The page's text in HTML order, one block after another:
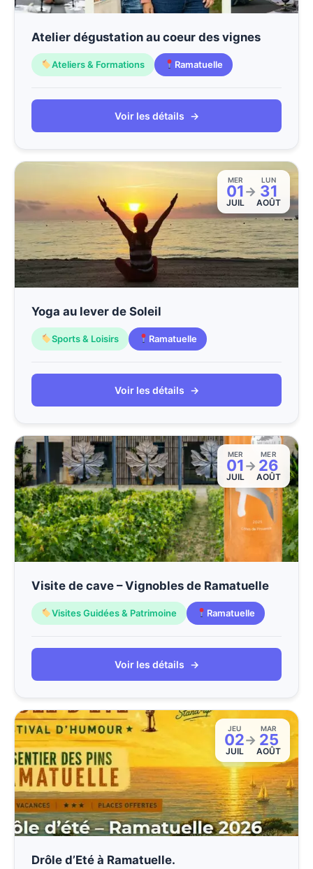
Atelier dégustation au coeur des vignes
Ateliers & Formations Ramatuelle
Voir les détails →
MER
01
JUIL
→
LUN
31
AOÛT
Yoga au lever de Soleil
Sports & Loisirs Ramatuelle
Voir les détails →
MER
01
JUIL
→
MER
26
AOÛT
Visite de cave – Vignobles de Ramatuelle
Visites Guidées & Patrimoine Ramatuelle
Voir les détails →
JEU
02
JUIL
→
MAR
25
AOÛT
Drôle d’Eté à Ramatuelle.